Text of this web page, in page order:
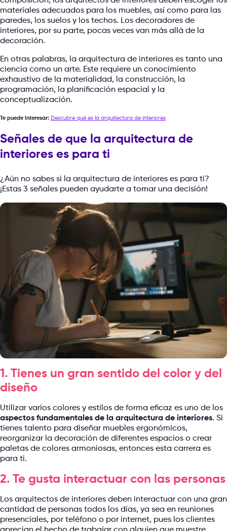
materiales adecuados para los muebles, así como para las
paredes, los suelos y los techos. Los decoradores de
interiores, por su parte, pocas veces van más allá de la
decoración.
En otras palabras, la arquitectura de interiores es tanto una
ciencia como un arte. Este requiere un conocimiento
exhaustivo de la materialidad, la construcción, la
programación, la planificación espacial y la
conceptualización.
Te puede interesar: Descubre qué es la arquitectura de interiores
Señales de que la arquitectura de
interiores es para ti
¿Aún no sabes si la arquitectura de interiores es para ti?
¡Estas 3 señales pueden ayudarte a tomar una decisión!
1. Tienes un gran sentido del color y del
diseño
Utilizar varios colores y estilos de forma eficaz es uno de los
aspectos fundamentales de la arquitectura de interiores. Si
tienes talento para diseñar muebles ergonómicos,
reorganizar la decoración de diferentes espacios o crear
paletas de colores armoniosas, entonces esta carrera es
para ti.
2. Te gusta interactuar con las personas
Los arquitectos de interiores deben interactuar con una gran
cantidad de personas todos los días, ya sea en reuniones
presenciales, por teléfono o por internet, pues los clientes